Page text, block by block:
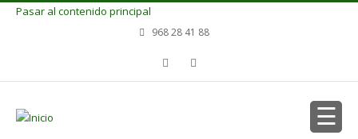
Pasar al contenido principal
968 28 41 88